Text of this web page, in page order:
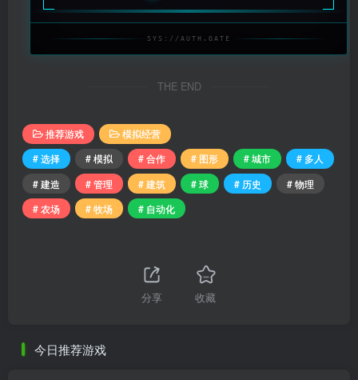
SYS://AUTH.GATE
THE END
推荐游戏
模拟经营
# 选择
# 模拟 # 合作 # 图形 # 城市
# 多人
# 建造
# 管理 # 建筑 # 球 # 历史
# 物理
# 农场
# 牧场 # 自动化
分享 收藏
今日推荐游戏